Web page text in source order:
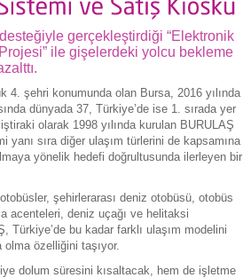
gerçekleştirdiği “Elektronik
ile gişelerdeki yolcu bekleme
4. şehri konumunda olan Bursa, 2016 yılında
dünyada 37, Türkiye’de ise 1. sırada yer
olarak 1998 yılında kurulan BURULAŞ
sıra diğer ulaşım türlerini de kapsamına
yönelik hedefi doğrultusunda ilerleyen bir
şehirlerarası deniz otobüsü, otobüs
acenteleri, deniz uçağı ve helitaksi
Türkiye’de bu kadar farklı ulaşım modelini
özelliğini taşıyor.
dolum süresini kısaltacak, hem de işletme